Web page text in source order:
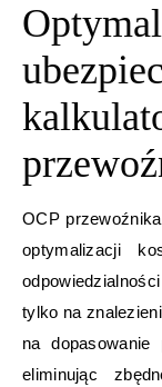
OCP
optymalizacji
tylko na
na
eliminując